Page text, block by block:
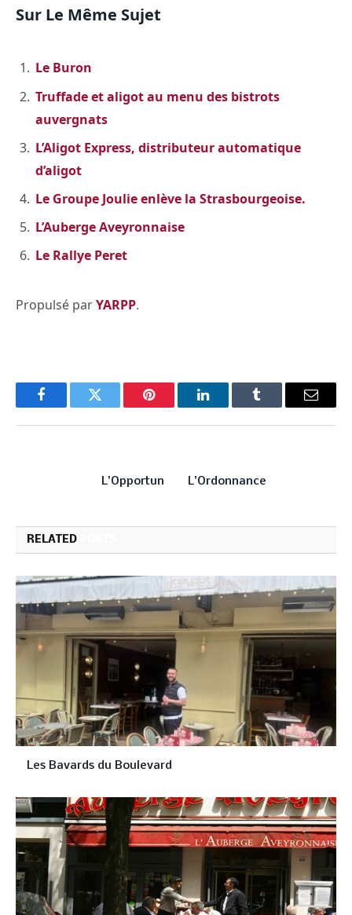
Sur Le Même Sujet
Le Buron
Truffade et aligot au menu des bistrots
auvergnats
L’Aligot Express, distributeur automatique
d’aligot
Le Groupe Joulie enlève la Strasbourgeoise.
L’Auberge Aveyronnaise
Le Rallye Peret
Propulsé parYARPP.
FacebookTwitter Pinterest LinkedInTumblr Email
L’Opportun
L’Ordonnance
RELATED
Les Bavards du Boulevard